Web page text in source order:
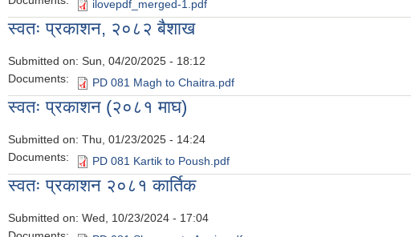
ilovepdf_merged-1.pdf
स्वतः प्रकाशन, २०८२ बैशाख
Submitted on: Sun, 04/20/2025 - 18:12
Documents:
PD 081 Magh to Chaitra.pdf
स्वतः प्रकाशन (२०८१ माघ)
Submitted on: Thu, 01/23/2025 - 14:24
Documents:
PD 081 Kartik to Poush.pdf
स्वतः प्रकाशन २०८१ कार्तिक
Submitted on: Wed, 10/23/2024 - 17:04